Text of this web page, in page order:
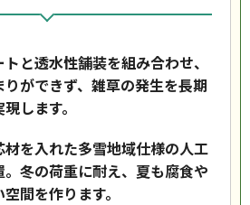
と透水性舗装を組み合わせ、
ができず、雑草の発生を長期
します。
材を入れた多雪地域仕様の人工
冬の荷重に耐え、夏も腐食や
間を作ります。